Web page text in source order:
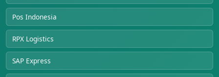
Pos Indonesia
RPX Logistics
SAP Express